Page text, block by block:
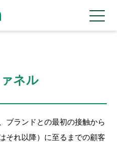
ネル
ブランドとの最初の接触から
それ以降）に至るまでの顧客